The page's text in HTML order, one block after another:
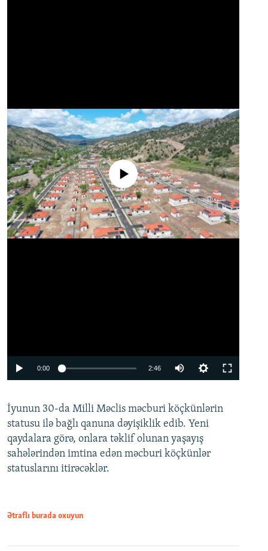
No media source currently available
0:00 2:46
360p
480p
720p
İyunun 30-da Milli Məclis məcburi köçkünlərin
statusu ilə bağlı qanuna dəyişiklik edib. Yeni
qaydalara görə, onlara təklif olunan yaşayış
sahələrindən imtina edən məcburi köçkünlər
statuslarını itirəcəklər.
Ətraflı burada oxuyun